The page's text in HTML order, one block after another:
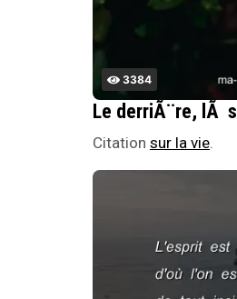
3384
Citation sur la vie.